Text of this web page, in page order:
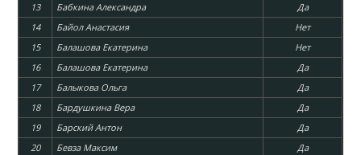
13
Бабкина Александра
Да
14
Байол Анастасия
Нет
15
Балашова Екатерина
Нет
16
Балашова Екатерина
Да
17
Балыкова Ольга
Да
18
Бардушкина Вера
Да
19
Барский Антон
Да
20
Бевза Максим
Да